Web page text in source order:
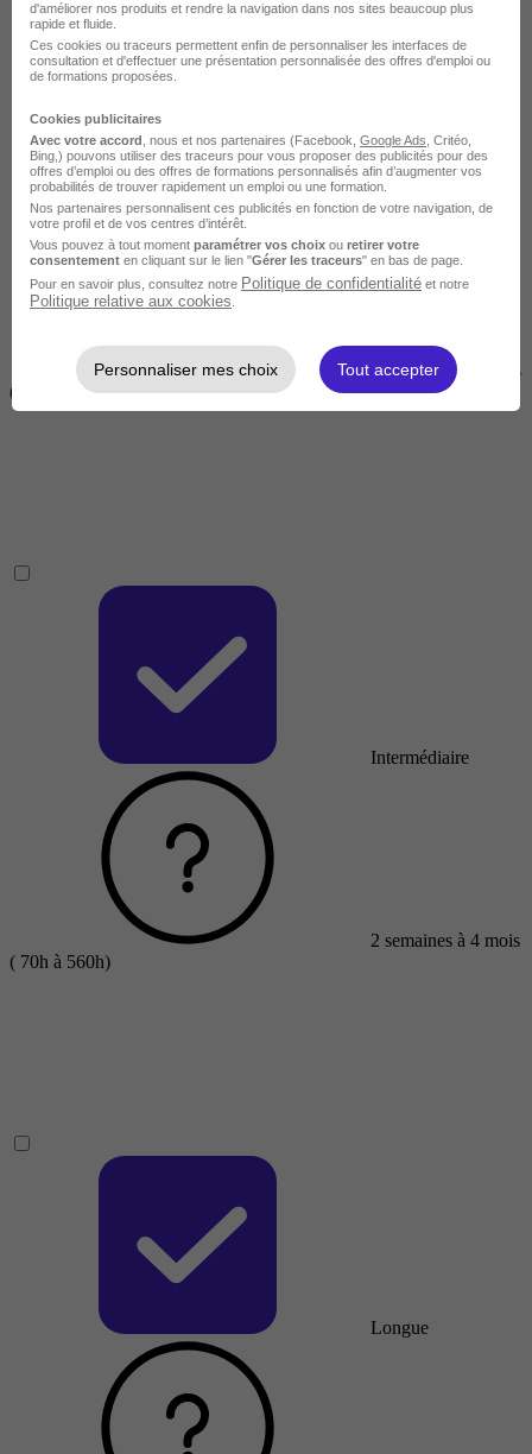
Courte
2 jours à 2 semaines
(14h à 70h)
Intermédiaire
2 semaines à 4 mois
( 70h à 560h)
Longue
d'améliorer nos produits et rendre la navigation dans nos sites beaucoup plus
rapide et fluide.
Ces cookies ou traceurs permettent enfin de personnaliser les interfaces de
consultation et d'effectuer une présentation personnalisée des offres d'emploi ou
de formations proposées.
Cookies publicitaires
Avec votre accord , nous et nos partenaires (Facebook, Google Ads , Critéo,
Bing,) pouvons utiliser des traceurs pour vous proposer des publicités pour des
offres d’emploi ou des offres de formations personnalisés afin d’augmenter vos
probabilités de trouver rapidement un emploi ou une formation.
Nos partenaires personnalisent ces publicités en fonction de votre navigation, de
votre profil et de vos centres d’intérêt.
Vous pouvez à tout moment paramétrer vos choix ou retirer votre
consentement en cliquant sur le lien "Gérer les traceurs" en bas de page.
Pour en savoir plus, consultez notre Politique de confidentialité et notre
Politique relative aux cookies
Personnaliser mes choix Tout accepter